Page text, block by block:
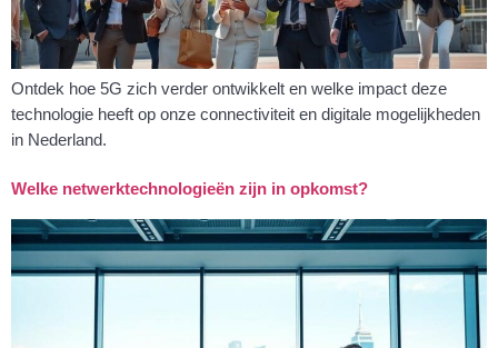
Ontdek hoe 5G zich verder ontwikkelt en welke impact deze
technologie heeft op onze connectiviteit en digitale mogelijkheden
in Nederland.
Welke netwerktechnologieën zijn in opkomst?